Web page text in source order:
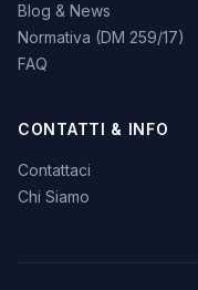
Blog & News
Normativa (DM 259/17)
FAQ
CONTATTI & INFO
Contattaci
Chi Siamo